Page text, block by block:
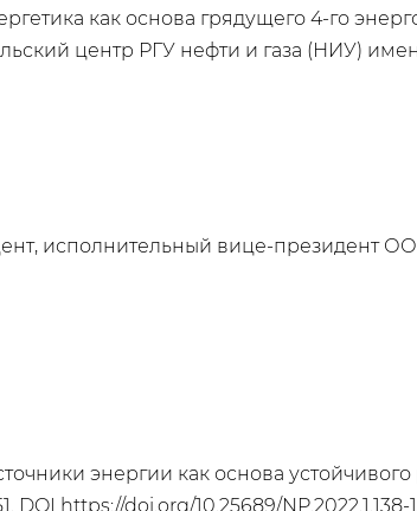
как основа грядущего 4-го
центр РГУ нефти и газа (НИУ)
исполнительный вице-президент
энергии как основа
DOI https://doi.org/10.25689/NP.2022.1.138-